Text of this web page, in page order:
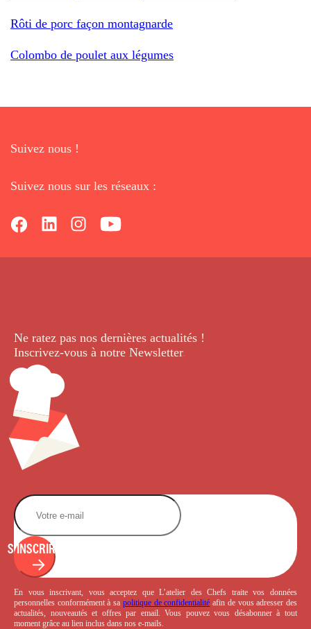
Rôti de porc façon montagnarde
Colombo de poulet aux légumes
Suivez nous !
Suivez nous sur les réseaux :
Ne ratez pas nos dernières actualités !
Inscrivez-vous à notre Newsletter.
S'INSCRIRE
En vous inscrivant, vous acceptez que L’atelier des Chefs traite vos données
personnelles conformément à sa politique de confidentialité afin de vous adresser des
actualités, nouveautés et offres par email. Vous pouvez vous désabonner à tout
moment grâce au lien inclus dans nos e-mails.